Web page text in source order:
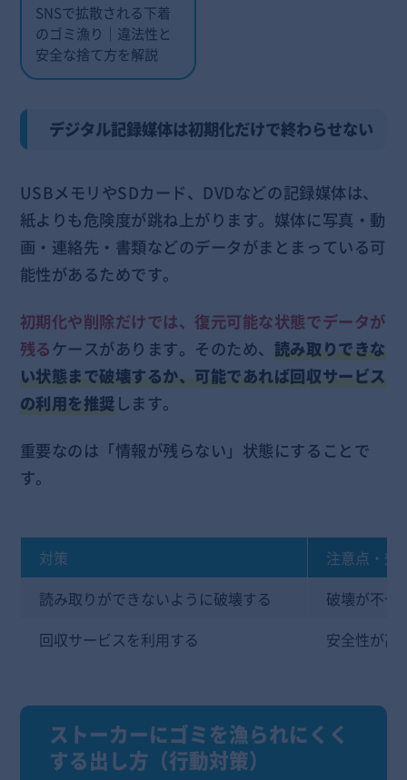
SNSで拡散される下着
のゴミ漁り｜違法性と
安全な捨て方を解説
デジタル記録媒体は初期化だけで終わらせない
USBメモリやSDカード、DVDなどの記録媒体は、
紙よりも危険度が跳ね上がります。媒体に写真・動
画・連絡先・書類などのデータがまとまっている可
能性があるためです。
初期化や削除だけでは、復元可能な状態でデータが
残るケースがあります。そのため、 読み取りできな
い状態まで破壊するか、可能であれば回収サービス
の利用を推奨します。
重要なのは「情報が残らない」状態にすることで
す。
対策
注意点・効
読み取りができないように破壊する
破壊が不十
回収サービスを利用する
安全性が高
ストーカーにゴミを漁られにくく
する出し方（行動対策）